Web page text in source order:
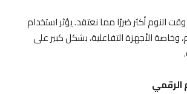
النوم أكثر ضررًا مما نعتقد. يؤثر استخدام
وخاصة الأجهزة التفاعلية، بشكل كبير على
الرقمي